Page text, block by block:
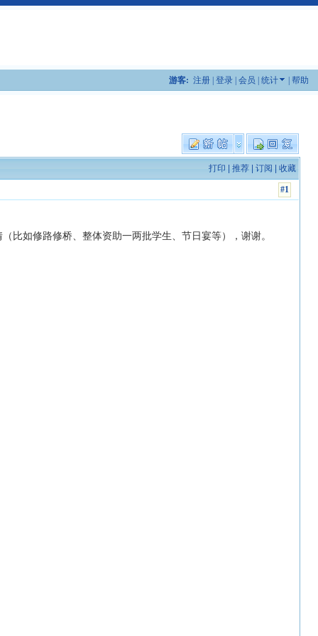
游客: 注册| 登录| 会员 统计 帮助
打印 推荐| 订阅 收藏
#1
比如修路修桥、整体资助一两批学生、节日宴等），谢谢。